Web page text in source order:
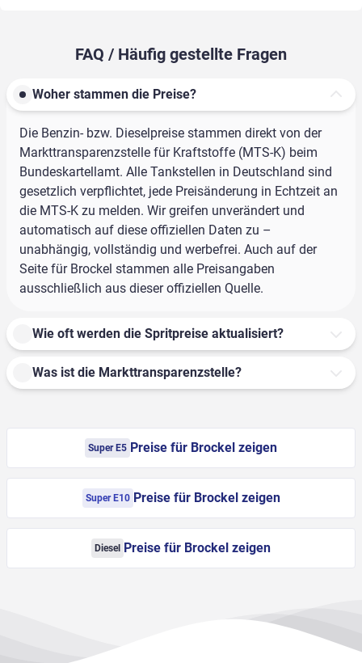
FAQ / Häufig gestellte Fragen
Woher stammen die Preise?
Die Benzin- bzw. Dieselpreise stammen direkt von der
Markttransparenzstelle für Kraftstoffe (MTS-K) beim
Bundeskartellamt. Alle Tankstellen in Deutschland sind
gesetzlich verpflichtet, jede Preisänderung in Echtzeit an
die MTS-K zu melden. Wir greifen unverändert und
automatisch auf diese offiziellen Daten zu –
unabhängig, vollständig und werbefrei. Auch auf der
Seite für Brockel stammen alle Preisangaben
ausschließlich aus dieser offiziellen Quelle.
Wie oft werden die Spritpreise aktualisiert?
Was ist die Markttransparenzstelle?
Super E5 Preise für Brockel zeigen
Super E10 Preise für Brockel zeigen
Diesel Preise für Brockel zeigen